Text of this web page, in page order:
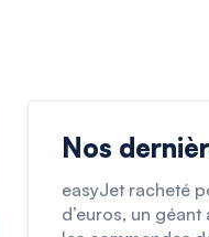
Nos
easyJet racheté
d’euros, un